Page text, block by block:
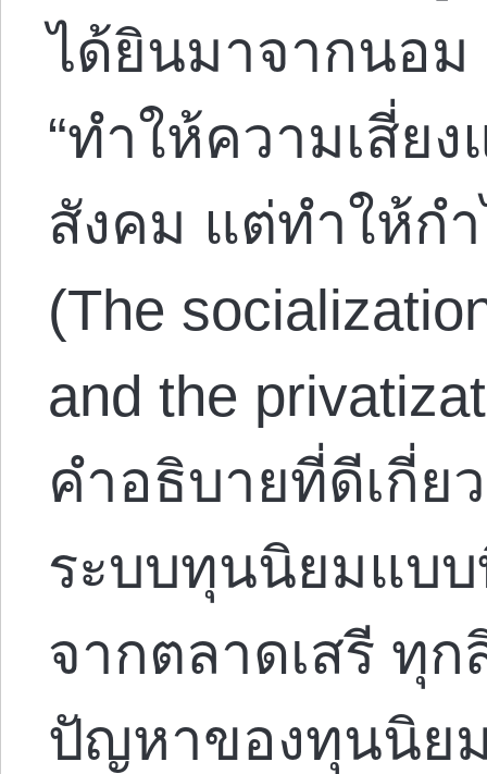
ได้ยินมาจากนอ
“ทำให้ความเสี่ย
สังคม แต่ทำให้กำ
(The
and the
คำอธิบายที่ดีเกี่ย
ระบบทุนนิยมแบ
จากตลาดเสรี ทุก
ปัญหาของทุนนิย